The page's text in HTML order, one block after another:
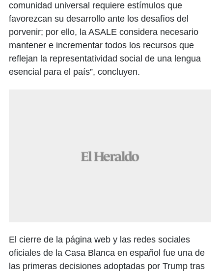
comunidad universal requiere estímulos que
favorezcan su desarrollo ante los desafíos del
porvenir; por ello, la ASALE considera necesario
mantener e incrementar todos los recursos que
reflejan la representatividad social de una lengua
esencial para el país”, concluyen.
El cierre de la página web y las redes sociales
oficiales de la Casa Blanca en español fue una de
las primeras decisiones adoptadas por Trump tras